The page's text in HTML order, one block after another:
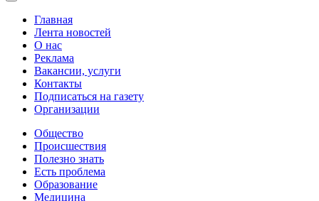
Главная
Лента новостей
О нас
Реклама
Вакансии, услуги
Контакты
Подписаться на газету
Организации
Общество
Происшествия
Полезно знать
Есть проблема
Образование
Медицина